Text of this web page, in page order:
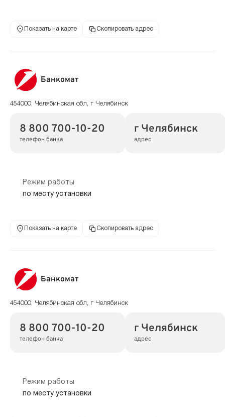
Показать на карте Скопировать адрес
Банкомат
454000, Челябинская обл, г Челябинск
8 800 700-10-20
телефон банка
г Челябинск
адрес
Режим работы
по месту установки
Показать на карте Скопировать адрес
Банкомат
454000, Челябинская обл, г Челябинск
8 800 700-10-20
телефон банка
г Челябинск
адрес
Режим работы
по месту установки